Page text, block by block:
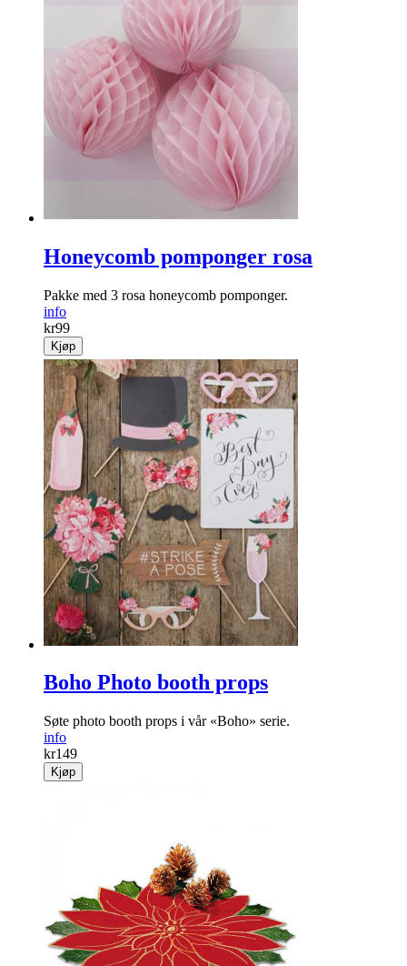
Honeycomb pomponger rosa
Pakke med 3 rosa honeycomb pomponger.
info
kr99
Kjøp
Boho Photo booth props
Søte photo booth props i vår «Boho» serie.
info
kr149
Kjøp